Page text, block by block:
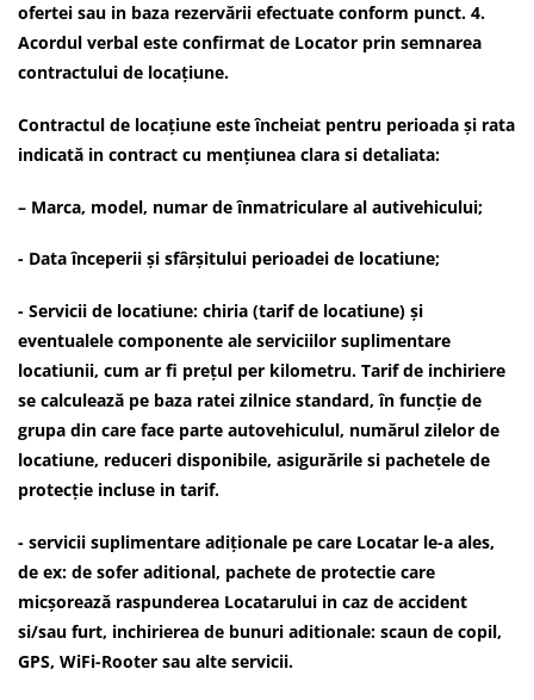
ofertei sau in baza rezervării efectuate conform punct. 4.
Acordul verbal este confirmat de Locator prin semnarea
contractului de locațiune.
Contractul de locațiune este încheiat pentru perioada și rata
indicată in contract cu mențiunea clara si detaliata:
– Marca, model, numar de înmatriculare al autivehicului;
- Data începerii și sfârșitului perioadei de locatiune;
- Servicii de locatiune: chiria (tarif de locatiune) și
eventualele componente ale serviciilor suplimentare
locatiunii, cum ar fi prețul per kilometru. Tarif de inchiriere
se calculează pe baza ratei zilnice standard, în funcție de
grupa din care face parte autovehiculul, numărul zilelor de
locatiune, reduceri disponibile, asigurările si pachetele de
protecție incluse in tarif.
- servicii suplimentare adiționale pe care Locatar le-a ales,
de ex: de sofer aditional, pachete de protectie care
micșorează raspunderea Locatarului in caz de accident
si/sau furt, inchirierea de bunuri aditionale: scaun de copil,
GPS, WiFi-Rooter sau alte servicii.